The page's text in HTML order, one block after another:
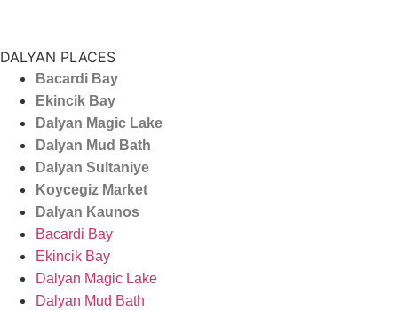
DALYAN PLACES
Bacardi Bay
Ekincik Bay
Dalyan Magic Lake
Dalyan Mud Bath
Dalyan Sultaniye
Koycegiz Market
Dalyan Kaunos
Bacardi Bay
Ekincik Bay
Dalyan Magic Lake
Dalyan Mud Bath